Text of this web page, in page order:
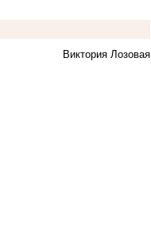
Виктория Лозовая